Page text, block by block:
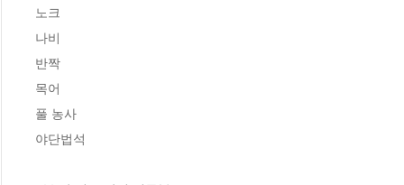
노크
나비
반짝
목어
풀 농사
야단법석